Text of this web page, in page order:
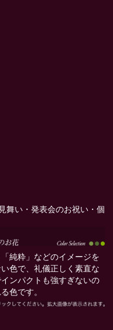
舞い・発表会のお祝い・個
純粋」などのイメージを
色で、礼儀正しく素直な
ンパクトも強すぎないの
色です。